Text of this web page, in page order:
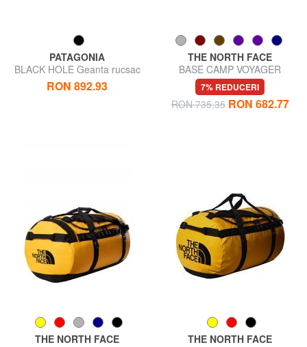
PATAGONIA
BLACK HOLE Geanta rucsac
de voiaj de 55 l
RON 892.93
THE NORTH FACE
BASE CAMP VOYAGER
Geanta rucsac de 42 l
7% REDUCERI
RON 735.35 RON 682.77
THE NORTH FACE
THE NORTH FACE